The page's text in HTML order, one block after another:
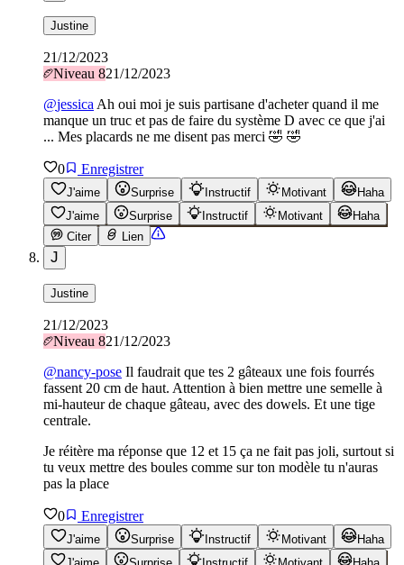
Justine
21/12/2023
Niveau 821/12/2023
@jessicaAh oui moi je suis partisane d'acheter quand il me
manque un truc et pas de faire du système D avec ce que j'ai
... Mes placards ne me disent pas merci 🤣 🤣
0 Enregistrer
J'aime Surprise Instructif Motivant
Haha
J'aime
Surprise Instructif Motivant
Haha
Citer
Lien
J
Justine
21/12/2023
Niveau 821/12/2023
@nancy-pose Il faudrait que tes 2 gâteaux une fois fourrés
fassent 20 cm de haut. Attention à bien mettre une semelle à
mi-hauteur de chaque gâteau, avec des dowels. Et une tige
centrale.
Je réitère ma réponse que 12 et 15 ça ne fait pas joli, surtout si
tu veux mettre des boules comme sur ton modèle tu n'auras
pas la place
0 Enregistrer
J'aime Surprise Instructif Motivant
Haha